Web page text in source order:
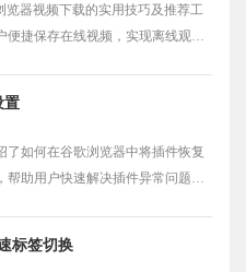
览器视频下载的实用技巧及推荐工
便捷保存在线视频，实现离线观
置
了如何在谷歌浏览器中将插件恢复
帮助用户快速解决插件异常问题，
标签切换